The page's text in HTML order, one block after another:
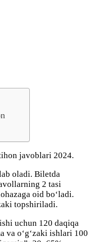
javoblari 2024.
oladi. Biletda
2 tasi
oid bo‘ladi.
topshiriladi.
uchun 120 daqiqa
va o‘g‘zaki ishlari 100